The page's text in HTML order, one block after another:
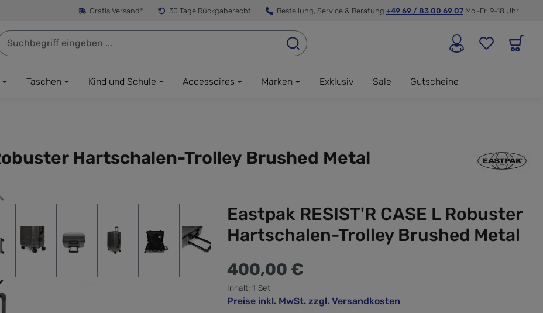
Gratis Versand* 30 Tage Rückgaberecht Bestellung, Service & Beratung +49 69 / 83 00 69 07 Mo.-Fr. 9-18 Uhr
Taschen Kind und Schule Accessoires Marken Exklusiv Sale Gutscheine
Hartschalen-Trolley Brushed Metal
Eastpak RESIST'R CASE L Robuster
Hartschalen-Trolley Brushed Metal
400,00 €
Inhalt: 1 Set
Preise inkl. MwSt. zzgl. Versandkosten